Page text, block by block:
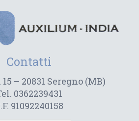
Contatti
– 20831 Seregno (MB)
0362239431
91092240158